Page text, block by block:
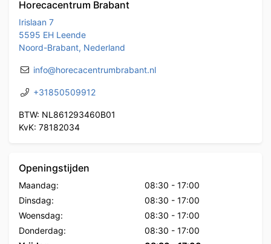
Horecacentrum Brabant
Irislaan 7
5595 EH Leende
Noord-Brabant, Nederland
info@horecacentrumbrabant.nl
+31850509912
BTW: NL861293460B01
KvK: 78182034
Openingstijden
Maandag: 08:30 - 17:00
Dinsdag:
08:30 - 17:00
Woensdag:
08:30 - 17:00
Donderdag:
08:30 - 17:00